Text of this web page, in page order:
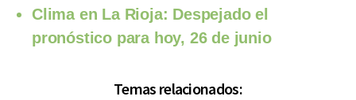
Clima en La Rioja: Despejado el
pronóstico para hoy, 26 de junio
Temas relacionados: